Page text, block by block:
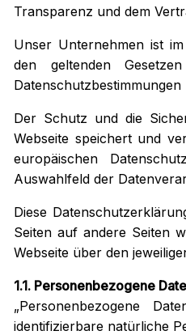
Transparenz und dem
Unser Unternehmen ist
den geltenden
Der Schutz und die
Webseite speichert und
europäischen
Auswahlfeld der
Diese
Seiten auf andere Seiten
Webseite über den
1.1. Personenbezogene
„Personenbezogene
identifizierbare natürliche